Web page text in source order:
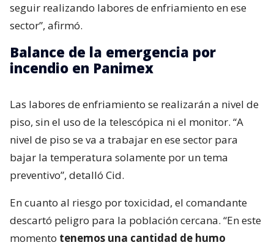
seguir realizando labores de enfriamiento en ese
sector”, afirmó.
Balance de la emergencia por
incendio en Panimex
Las labores de enfriamiento se realizarán a nivel de
piso, sin el uso de la telescópica ni el monitor. “A
nivel de piso se va a trabajar en ese sector para
bajar la temperatura solamente por un tema
preventivo”, detalló Cid.
En cuanto al riesgo por toxicidad, el comandante
descartó peligro para la población cercana. “En este
momento tenemos una cantidad de humo